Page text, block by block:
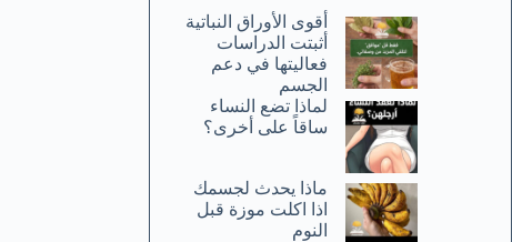
أقوى الأوراق النباتية
أثبتت الدراسات
فعاليتها في دعم
الجسم
لماذا تضع النساء
ساقاً على أخرى؟
ماذا يحدث لجسمك
اذا اكلت موزة قبل
النوم